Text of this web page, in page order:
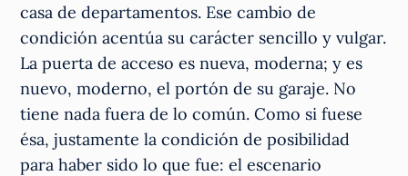
casa de departamentos. Ese cambio de
condición acentúa su carácter sencillo y vulgar.
La puerta de acceso es nueva, moderna; y es
nuevo, moderno, el portón de su garaje. No
tiene nada fuera de lo común. Como si fuese
ésa, justamente la condición de posibilidad
para haber sido lo que fue: el escenario